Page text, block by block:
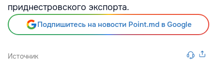
приднестровского экспорта.
Подпишитесь на новости Point.md в Google
Источник